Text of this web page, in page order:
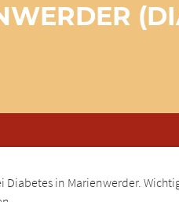
in Marienwerder.